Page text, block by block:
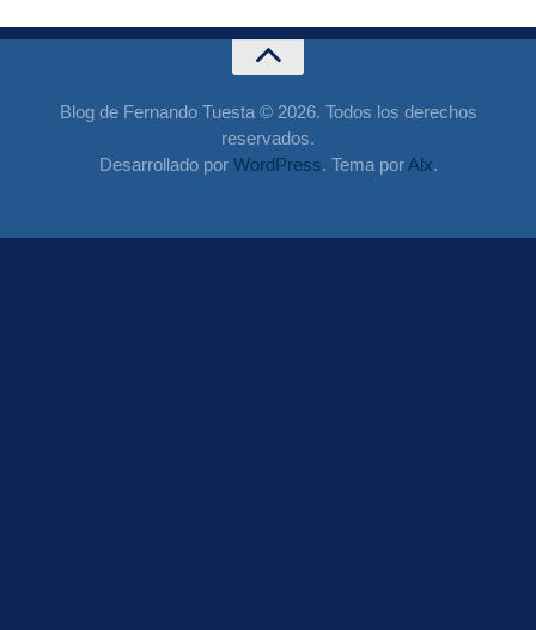
Blog de Fernando Tuesta © 2026. Todos los derechos
reservados.
Desarrollado por WordPress. Tema porAlx.